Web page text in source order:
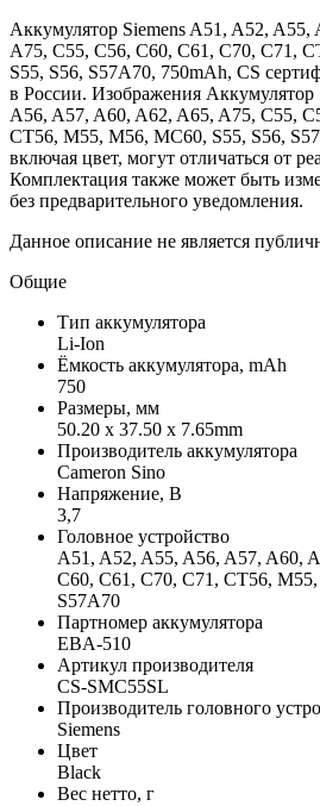
Аккумулятор Siemens A51, A52,
A75, C55, C56, C60, C61, C70, C71,
S55, S56, S57A70, 750mAh, CS
в России. Изображения Аккумулятор
A56, A57, A60, A62, A65, A75, C55,
CT56, M55, M56, MC60, S55, S56,
включая цвет, могут отличаться от
Комплектация также может быть
без предварительного уведомления.
Данное описание не является
Общие
Тип аккумулятора
Li-Ion
Ёмкость аккумулятора, mAh
750
Размеры, мм
50.20 x 37.50 x 7.65mm
Производитель аккумулятора
Cameron Sino
Напряжение, В
3,7
Головное устройство
A51, A52, A55, A56, A57, A60,
C60, C61, C70, C71, CT56,
S57A70
Партномер аккумулятора
EBA-510
Артикул производителя
CS-SMC55SL
Производитель головного
Siemens
Цвет
Black
Вес нетто, г